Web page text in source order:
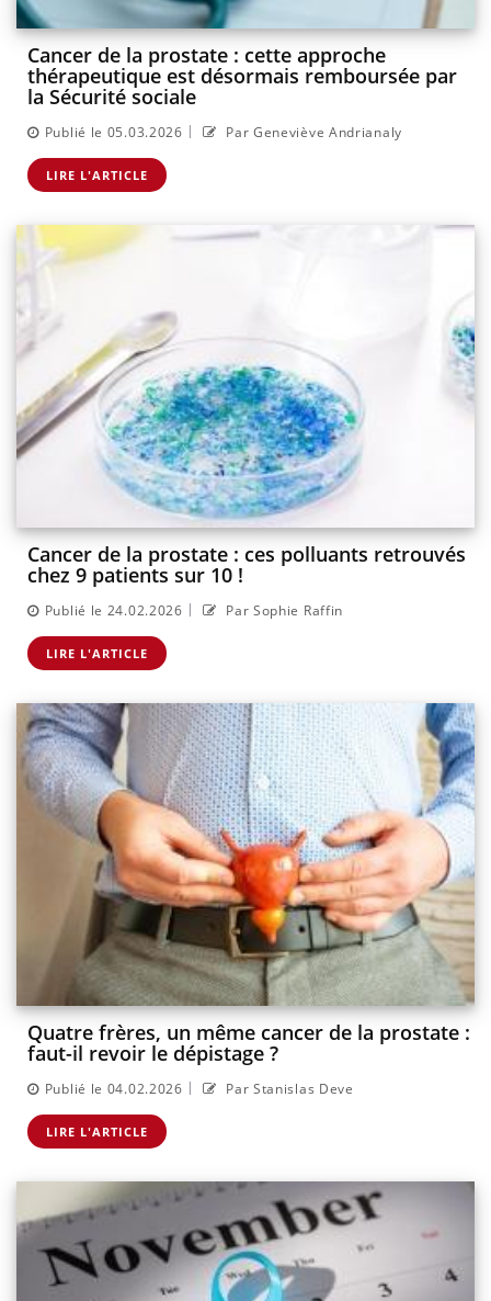
Cancer de la prostate : cette approche
thérapeutique est désormais remboursée par
la Sécurité sociale
Publié le 05.03.2026 | Par Geneviève Andrianaly
LIRE L'ARTICLE
Cancer de la prostate : ces polluants retrouvés
chez 9 patients sur 10 !
Publié le 24.02.2026 | Par Sophie Raffin
LIRE L'ARTICLE
Quatre frères, un même cancer de la prostate :
faut-il revoir le dépistage ?
Publié le 04.02.2026 | Par Stanislas Deve
LIRE L'ARTICLE